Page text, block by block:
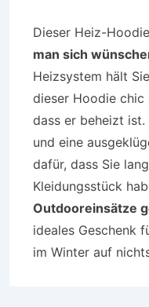
Dieser Heiz-
man sich
Heizsystem hält
dieser Hoodie chic
dass er beheizt
und eine
dafür, dass Sie
Kleidungsstück
Outdooreinsätze
ideales Geschenk
im Winter auf